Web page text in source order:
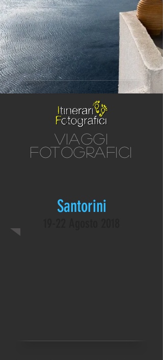
viaggi
fotografici
Santorini